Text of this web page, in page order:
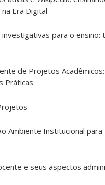
Era Digital
para o ensino:
de Projetos
Práticas
Ambiente Institucional para
e seus aspectos